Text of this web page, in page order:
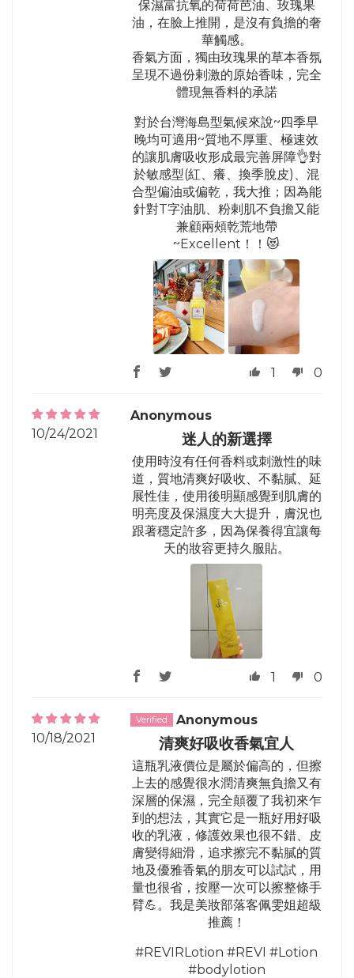
保濕富抗氧的荷荷芭油、玫瑰果
油，在臉上推開，是沒有負擔的奢
華觸感。
香氣方面，獨由玫瑰果的草本香氛
呈現不過份剌激的原始香味，完全
體現無香料的承諾
對於台灣海島型氣候來說~四季早
晚均可適用~質地不厚重、極速效
的讓肌膚吸收形成最完善屏障👌對
於敏感型(紅、癢、換季脫皮)、混
合型偏油或偏乾，我大推；因為能
針對T字油肌、粉剌肌不負擔又能
兼顧兩頰乾荒地帶
~Excellent！！😻
1 0
10/24/2021
Anonymous
迷人的新選擇
使用時沒有任何香料或刺激性的味
道，質地清爽好吸收、不黏膩、延
展性佳，使用後明顯感覺到肌膚的
明亮度及保濕度大大提升，膚況也
跟著穩定許多，因為保養得宜讓每
天的妝容更持久服貼。
1 0
10/18/2021
Anonymous
清爽好吸收香氣宜人
這瓶乳液價位是屬於偏高的，但擦
上去的感覺很水潤清爽無負擔又有
深層的保濕，完全顛覆了我初來乍
到的想法，其實它是一瓶好用好吸
收的乳液，修護效果也很不錯、皮
膚變得細滑，追求擦完不黏膩的質
地及優雅香氣的朋友可以試試，用
量也很省，按壓一次可以擦整條手
臂💪。我是美妝部落客佩雯姐超級
推薦！
#REVIRLotion #REVI #Lotion
#bodylotion